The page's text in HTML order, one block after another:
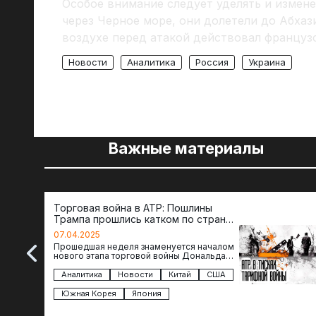
Особое внимание следует уделять и
через Черное море, они долетели до
воздухе перед атакой действовал
Новости Аналитика Россия Украина
Важные материалы
Торговая война в АТР: Пошлины
Трампа прошлись катком по странам
региона
07.04.2025
Прошедшая неделя знаменуется началом
нового этапа торговой войны Дональда
импорта из более 100 стран…
Аналитика Новости Китай
США
Южная Корея
Япония